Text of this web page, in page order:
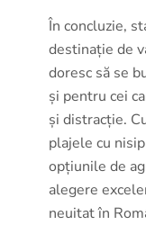
În concluzie,
destinație de
doresc să se
și pentru cei
și distracție.
plajele cu
opțiunile de
alegere
neuitat în